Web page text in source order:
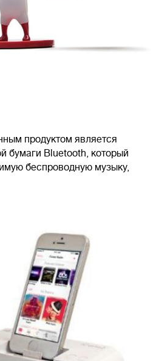
продуктом является
бумаги Bluetooth, который
беспроводную музыку,